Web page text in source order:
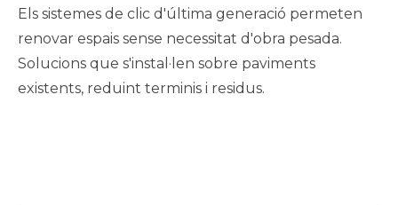
Els sistemes de clic d'última generació permeten
renovar espais sense necessitat d'obra pesada.
Solucions que s'instal·len sobre paviments
existents, reduint terminis i residus.